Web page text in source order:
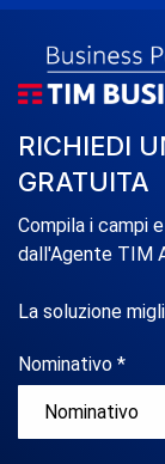
RICHIEDI
GRATUITA
Compila i campi
dall'Agente TIM
La soluzione
Nominativo *